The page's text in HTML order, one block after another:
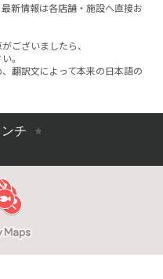
新情報は各店舗・施設へ直接お
ございましたら、
。
翻訳文によって本来の日本語の